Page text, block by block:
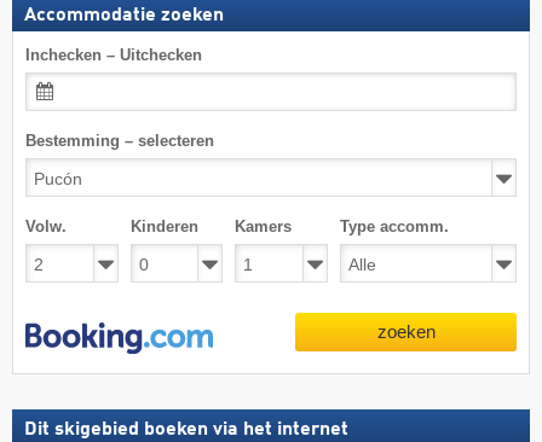
Accommodatie zoeken
Inchecken – Uitchecken
Bestemming – selecteren
Volw. Kinderen Kamers Type accomm.
zoeken
Dit skigebied boeken via het internet